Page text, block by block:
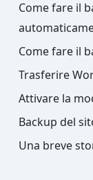
Come fare il
Come fare il
Trasferire
Attivare la
Backup del
Una breve